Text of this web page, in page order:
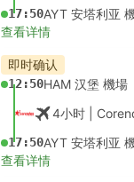
17:50AYT 安塔利亚
查看详情
即时确认
12:50HAM 汉堡 機場
4小时 |
17:50AYT 安塔利亚
查看详情